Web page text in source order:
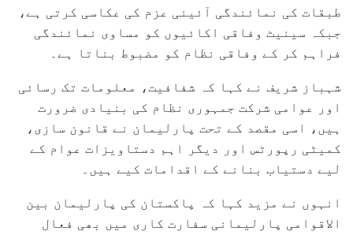
طبقات کی نمائندگی آئینی عزم کی عکاسی کرتی ہے،
جبکہ سینیٹ وفاقی اکائیوں کو مساوی نمائندگی
فراہم کر کے وفاقی نظام کو مضبوط بناتا ہے۔
شہباز شریف نے کہا کہ شفافیت، معلومات تک رسائی
اور عوامی شرکت جمہوری نظام کی بنیادی ضرورت
ہیں، اسی مقصد کے تحت پارلیمان نے قانون سازی،
کمیٹی رپورٹس اور دیگر اہم دستاویزات عوام کے
لیے دستیاب بنانے کے اقدامات کیے ہیں۔
انہوں نے مزید کہا کہ پاکستان کی پارلیمان بین
الاقوامی پارلیمانی سفارت کاری میں بھی فعال